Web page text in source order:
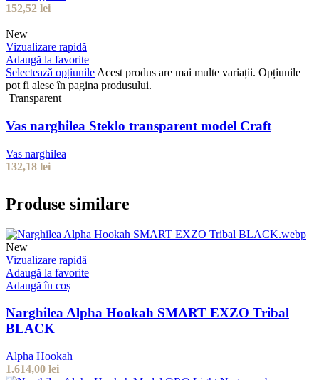
152,52 lei
New
Vizualizare rapidă
Adaugă la favorite
Selectează opțiunileAcest produs are mai multe variații. Opțiunile
pot fi alese în pagina produsului.
Transparent
Vas narghilea Steklo transparent model Craft
Vas narghilea
132,18 lei
Produse similare
New
Vizualizare rapidă
Adaugă la favorite
Adaugă în coș
Narghilea Alpha Hookah SMART EXZO Tribal
BLACK
Alpha Hookah
1.614,00 lei